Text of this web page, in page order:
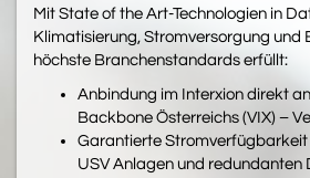
Mit State of the Art-Technologien in
Klimatisierung, Stromversorgung und
höchste Branchenstandards erfüllt:
Anbindung im Interxion direkt
Backbone Österreichs (VIX) –
Garantierte
USV Anlagen und